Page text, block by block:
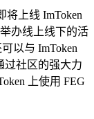
将上线 ImToken
办线上线下的活
以与 ImToken
过社区的强大力
上使用 FEG